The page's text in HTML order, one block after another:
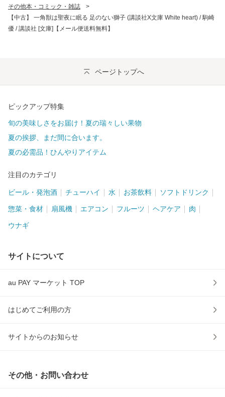
その他本・コミック・雑誌
>
【中古】 一角獣は聖夜に眠る 足のない獅子 (講談社X文庫 White heart) / 駒崎
優 / 講談社 [文庫]【メール便送料無料】
ページトップへ
ピックアップ特集
旬の美味しさをお届け！夏の瑞々しい果物
夏の挨拶、まだ間に合います。
夏の必需品！ひんやりアイテム
注目のカテゴリ
ビール・発泡酒 チューハイ 水 お茶飲料 ソフトドリンク
惣菜・食材 扇風機 エアコン フルーツ ヘアケア 肉
ウナギ
サイトについて
au PAY マーケット TOP
はじめてご利用の方
サイトからのお知らせ
その他・お問い合わせ